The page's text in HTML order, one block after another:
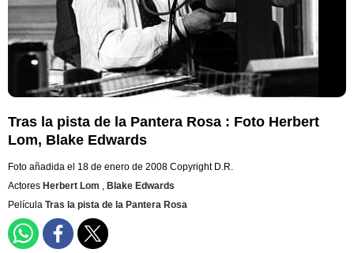
Tras la pista de la Pantera Rosa : Foto Herbert
Lom, Blake Edwards
Foto añadida el 18 de enero de 2008 Copyright D.R.
Actores Herbert Lom , Blake Edwards
Película Tras la pista de la Pantera Rosa